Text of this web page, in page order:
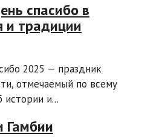
спасибо в
и традиции
2025 — праздник
отмечаемый по всему
истории и...
Гамбии